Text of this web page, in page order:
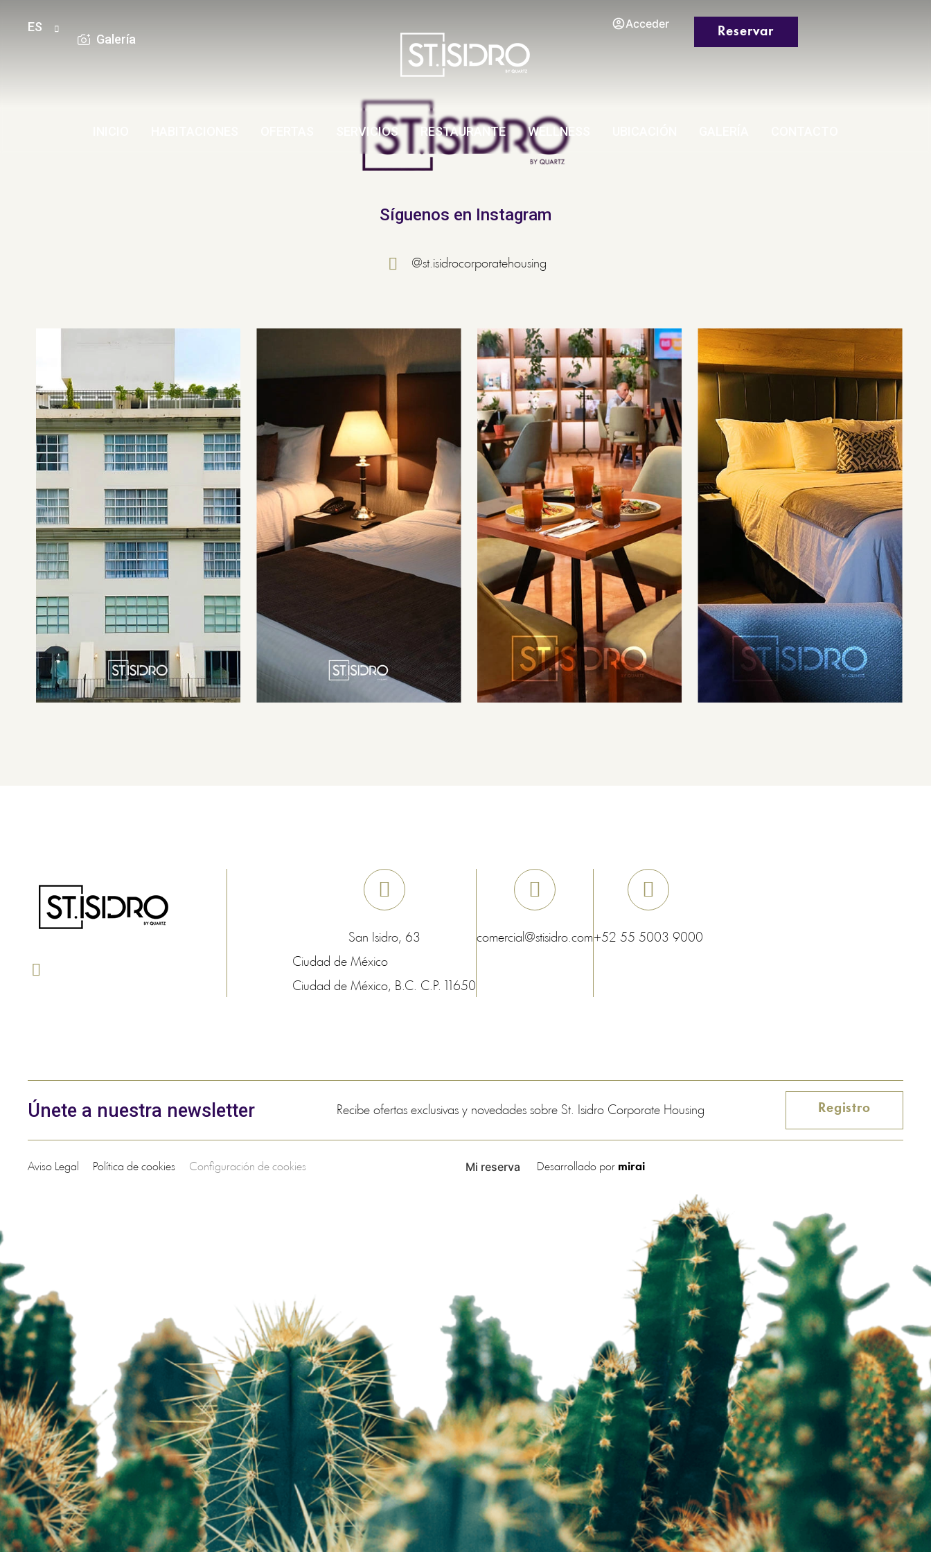
ES
Galería
Acceder
Reservar
SERVICIOS RESTAURANTE WELLNESS
Síguenos en Instagram
@st.isidrocorporatehousing
San Isidro, 63
Ciudad de México
Ciudad de México, B.C. C.P. 11650
comercial@stisidro.com+52 55 5003 9000
Únete a nuestra newsletter Recibe ofertas exclusivas y novedades sobre St. Isidro Corporate Housing Registro
Aviso Legal Política de cookies Configuración de cookies Mi reserva Desarrollado por mirai